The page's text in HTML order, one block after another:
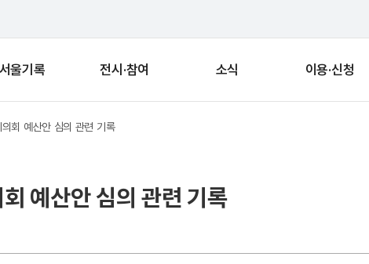
울기록 전시·참여 소식 이용·신청
회 예산안 심의 관련 기록
예산안 심의 관련 기록